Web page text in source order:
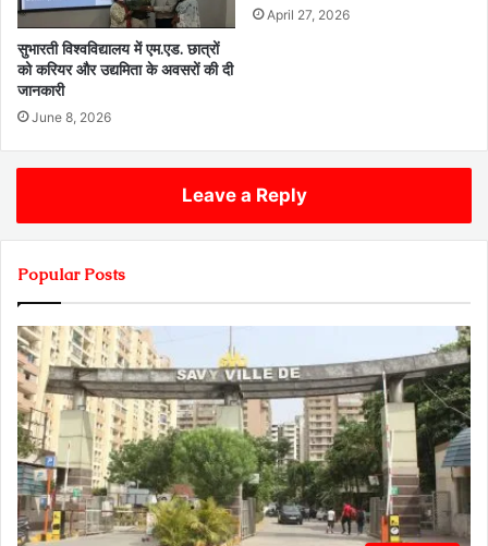
सुभारती विश्वविद्यालय में एम.एड. छात्रों
को करियर और उद्यमिता के अवसरों की दी
जानकारी
June 8, 2026
April 27, 2026
Leave a Reply
Popular Posts